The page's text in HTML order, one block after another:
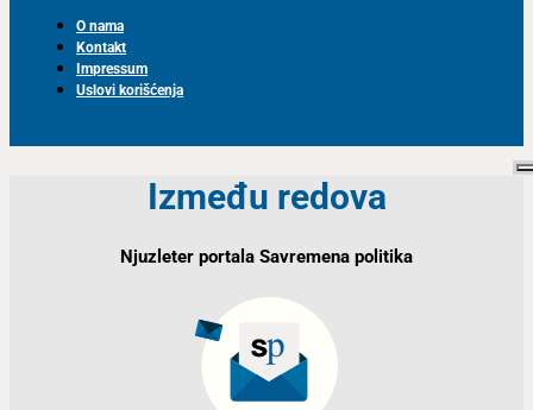
O nama
Kontakt
Impressum
Uslovi korišćenja
Između redova
Njuzleter portala Savremena politika